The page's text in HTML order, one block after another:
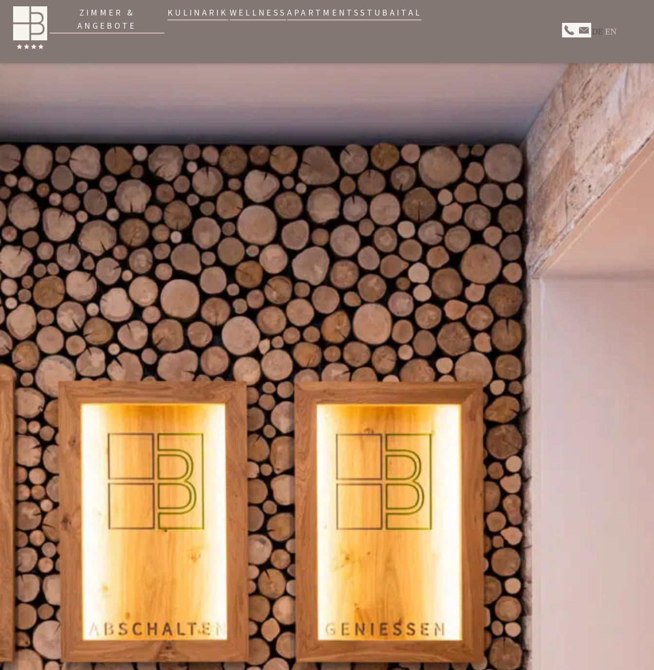
ZIMMER &
ANGEBOTE
KULINARIK WELLNESS APARTMENTSSTUBAITAL
DE EN